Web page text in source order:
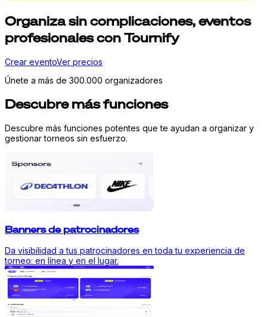
Organizasin complicaciones,eventos
profesionales con Tournify
Crear eventoVer precios
Únete a más de 300.000 organizadores
Descubre más funciones
Descubre más funciones potentes que te ayudan a organizar y
gestionar torneos sin esfuerzo.
Banners de patrocinadores
Da visibilidad a tus patrocinadores en toda tu experiencia de
torneo: en línea y en el lugar.